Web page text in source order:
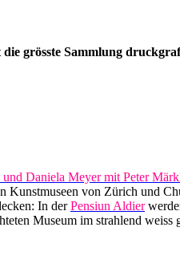
grösste Sammlung
Daniela Meyer mit Peter
Kunstmuseen von Zürich und
In derPensiun Aldier
Museum im strahlend